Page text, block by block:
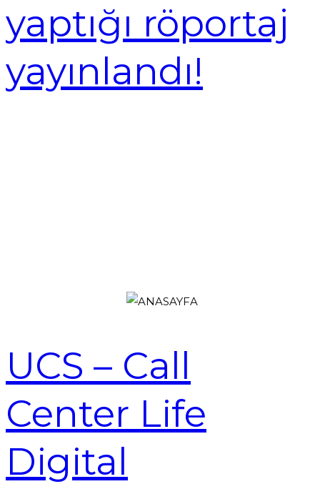
yaptığı röportaj
yayınlandı!
UCS – Call
Center Life
Digital